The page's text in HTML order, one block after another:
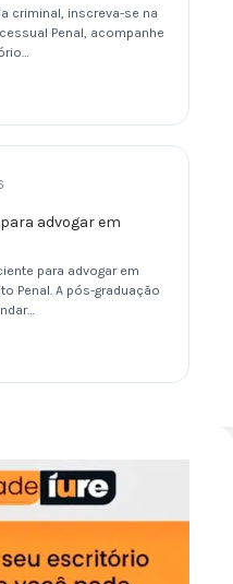
criminal, inscreva-se na
Penal, acompanhe
advogar em
para advogar em
Penal. A pós-graduação